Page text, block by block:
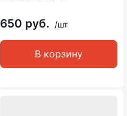
650 руб. /шт
В корзину